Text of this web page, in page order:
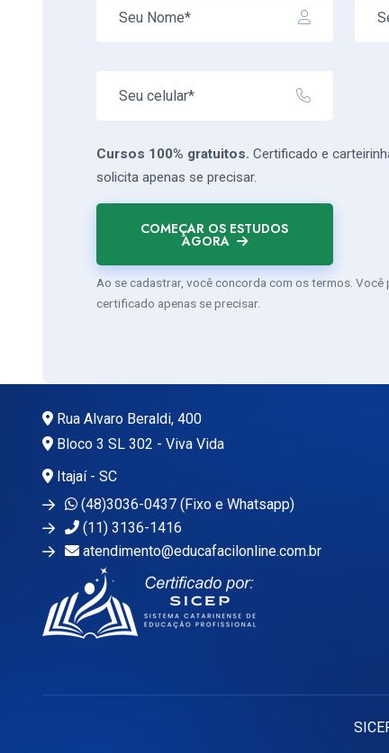
Cursos 100% gratuitos. Certificado e
solicita apenas se precisar.
COMEÇAR OS ESTUDOS
AGORA
Ao se cadastrar, você concorda com os termos.
certificado apenas se precisar.
Rua Alvaro Beraldi, 400
Bloco 3 SL 302 - Viva Vida
Itajaí - SC
(48)3036-0437 (Fixo e Whatsapp)
(11) 3136-1416
atendimento@educafacilonline.com.br